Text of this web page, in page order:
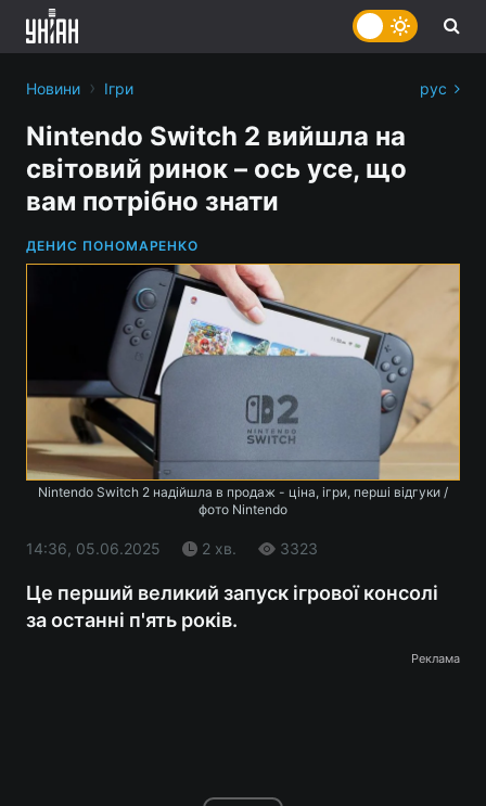
Новини › Ігри рус
Nintendo Switch 2 вийшла на
світовий ринок – ось усе, що
вам потрібно знати
ДЕНИС ПОНОМАРЕНКО
Nintendo Switch 2 надійшла в продаж - ціна, ігри, перші відгуки /
фото Nintendo
14:36, 05.06.2025 2 хв. 3323
Це перший великий запуск ігрової консолі
за останні п'ять років.
Реклама